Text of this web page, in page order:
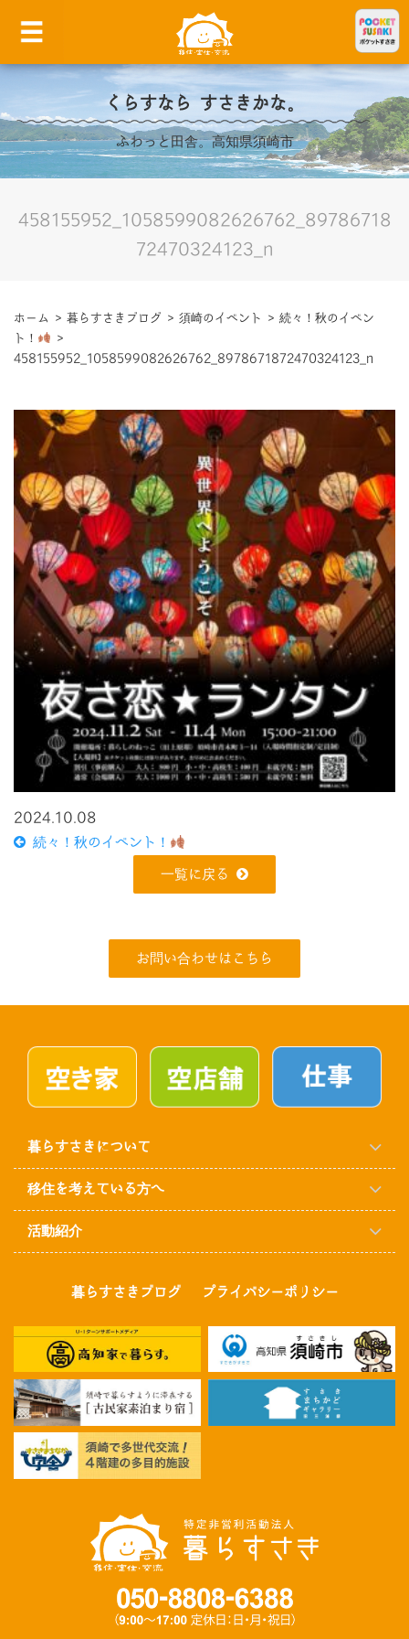
くらすなら すさきかな。
ふわっと田舎。高知県須崎市
458155952_1058599082626762_89786718
72470324123_n
ホーム > 暮らすさきブログ > 須崎のイベント > 続々！秋のイベン
ト！
>
458155952_1058599082626762_8978671872470324123_n
2024.10.08
続々！秋のイベント！
一覧に戻る
お問い合わせはこちら
暮らすさきについて
移住を考えている方へ
活動紹介
暮らすさきブログ プライバシーポリシー